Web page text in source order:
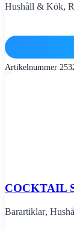
Hushåll & Kök,
Artikelnummer
COCKTAIL
Barartiklar,